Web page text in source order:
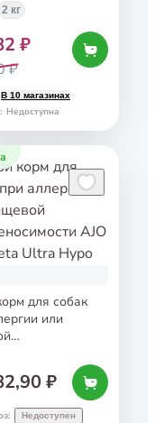
2 кг
₽
₽
В 10 магазинах
: Недоступна
для собак
или
Ultra Hypo 10 кг
₽
: Недоступен